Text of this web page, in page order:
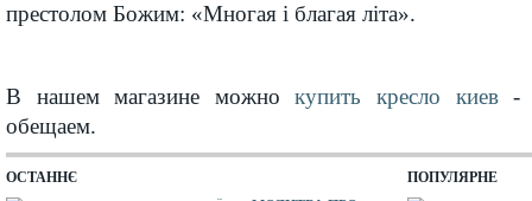
престолом Божим: «Многая і благая літа».
В нашем магазине можнокупить кресло киев-
обещаем.
ОСТАННЄ
ПОПУЛЯРНЕ